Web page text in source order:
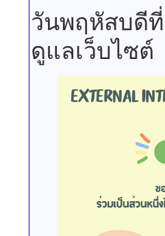
วันพฤหัสบดีที่
ดูแลเว็บไซต์